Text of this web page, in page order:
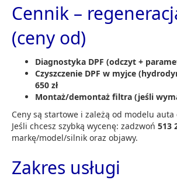
Cennik –
(ceny od)
Diagnostyka DPF (odczyt +
Czyszczenie DPF w myjce
650 zł
Montaż/demontaż filtra (jeśli
Ceny są startowe i zależą od modelu
Jeśli chcesz szybką wycenę: zadzwoń 513
markę/model/silnik oraz objawy.
Zakres usługi